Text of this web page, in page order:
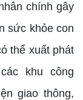
chính gây
sức khỏe con
thể xuất phát
khu công
giao thông,